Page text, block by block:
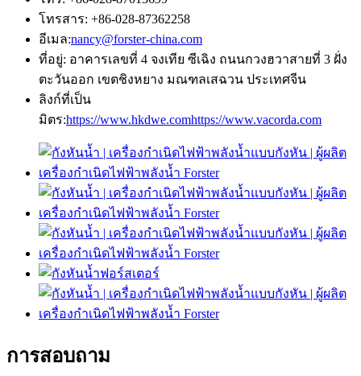
โทรสาร: +86-028-87362258
อีเมล:nancy@forster-china.com
ที่อยู่: อาคารเลขที่ 4 จงเทีย ซีเฉิง ถนนกวงฮวาสายที่ 3 ฝั่ง
ตะวันออก เขตชิงหยาง มณฑลเสฉวน ประเทศจีน
ลิงก์ที่เป็น
มิตร:https://www.hkdwe.comhttps://www.vacorda.com
การสอบถาม